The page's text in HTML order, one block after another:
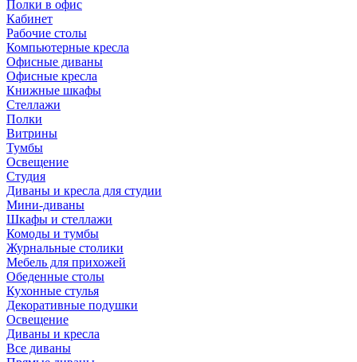
Полки в офис
Кабинет
Рабочие столы
Компьютерные кресла
Офисные диваны
Офисные кресла
Книжные шкафы
Стеллажи
Полки
Витрины
Тумбы
Освещение
Студия
Диваны и кресла для студии
Мини-диваны
Шкафы и стеллажи
Комоды и тумбы
Журнальные столики
Мебель для прихожей
Обеденные столы
Кухонные стулья
Декоративные подушки
Освещение
Диваны и кресла
Все диваны